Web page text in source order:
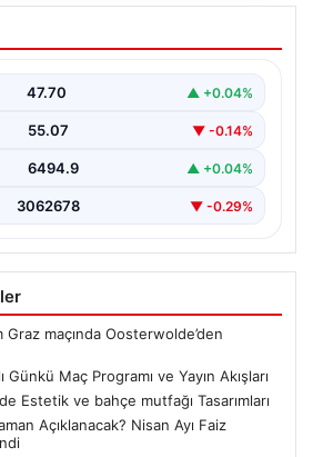
Salı Günkü Maç
Akışları
heyecan verici bir…
47.70 ▲ +0.04%
55.07 ▼ -0.14%
6494.9 ▲ +0.04%
3062678 ▼ -0.29%
Graz maçında Oosterwolde’den
Maç Programı ve Yayın Akışları
Estetik ve bahçe mutfağı Tasarımları
Açıklanacak? Nisan Ayı Faiz